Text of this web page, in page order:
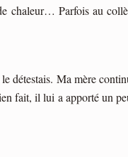
chaleur… Parfois au
Ma mère
fait, il lui a apporté un